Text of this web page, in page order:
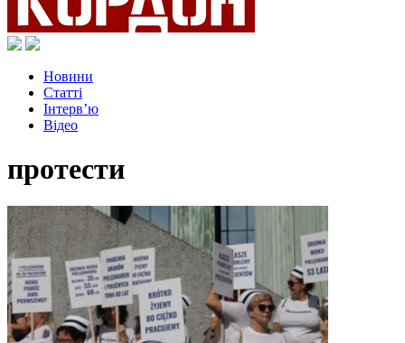
Новини
Статті
Інтерв’ю
Відео
протести